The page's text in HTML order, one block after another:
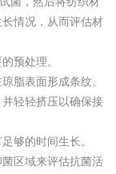
情况，从而评估材
预处理。
脂表面形成条纹。
轻轻挤压以确保接
够的时间生长。
区域来评估抗菌活
蚊香液检测